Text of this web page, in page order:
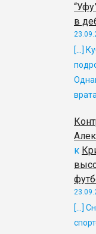
в
[…]
к
[…]